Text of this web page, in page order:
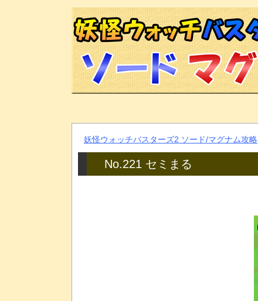
妖怪ウォッチバスターズ2 ソード/マグナム攻略
No.221 セミまる